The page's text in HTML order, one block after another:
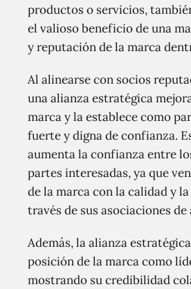
productos o servicios,
el valioso beneficio de una
y reputación de la marca
Al alinearse con socios
una alianza estratégica
marca y la establece como
fuerte y digna de confianza.
aumenta la confianza entre
partes interesadas, ya que
de la marca con la calidad y
través de sus asociaciones de
Además, la alianza
posición de la marca como
mostrando su credibilidad